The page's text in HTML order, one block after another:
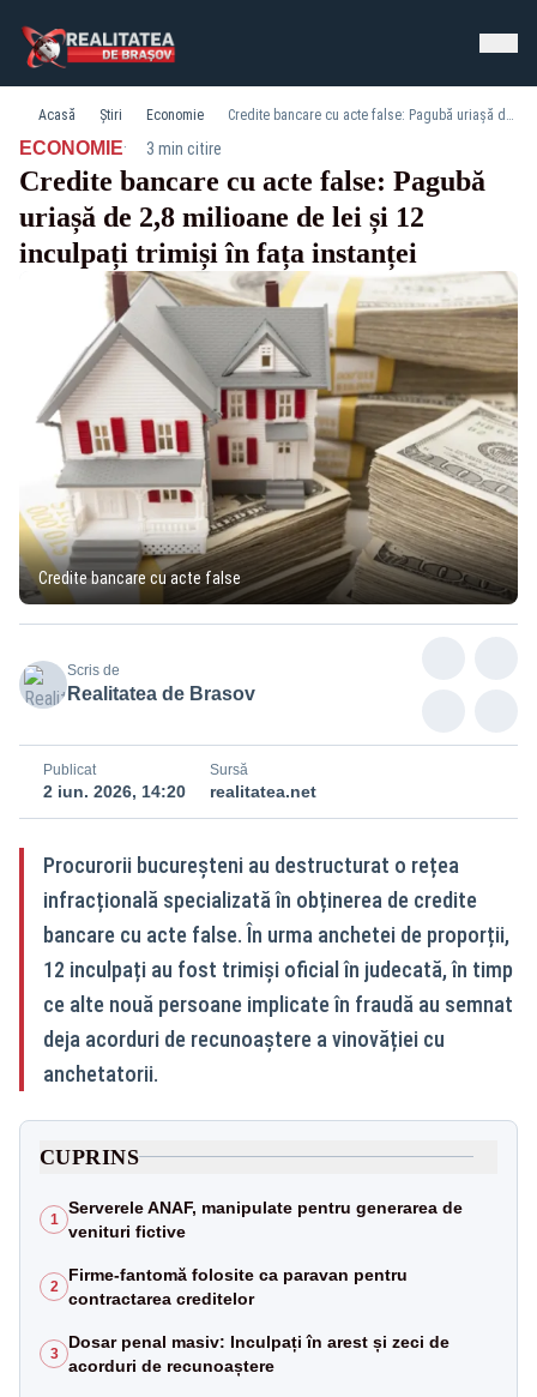
Acasă Știri Economie Credite bancare cu acte false: Pagubă uriașă de 2,8 milioane de lei și 12 inculpați trimiși în fața instanței
ECONOMIE· 3 min citire
Credite bancare cu acte false: Pagubă
uriașă de 2,8 milioane de lei și 12
inculpați trimiși în fața instanței
Credite bancare cu acte false
Scris de
Realitatea de Brasov
Publicat
2 iun. 2026, 14:20
Sursă
realitatea.net
Procurorii bucureșteni au destructurat o rețea
infracțională specializată în obținerea de credite
bancare cu acte false. În urma anchetei de proporții,
12 inculpați au fost trimiși oficial în judecată, în timp
ce alte nouă persoane implicate în fraudă au semnat
deja acorduri de recunoaștere a vinovăției cu
anchetatorii.
CUPRINS
1
Serverele ANAF, manipulate pentru generarea de
venituri fictive
2
Firme-fantomă folosite ca paravan pentru
contractarea creditelor
3
Dosar penal masiv: Inculpați în arest și zeci de
acorduri de recunoaștere